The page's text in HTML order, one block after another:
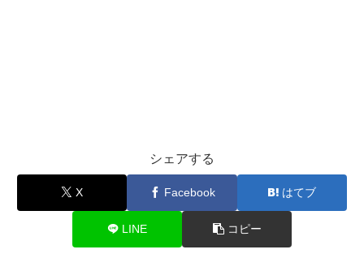
シェアする
X Facebook はてブ
LINE コピー